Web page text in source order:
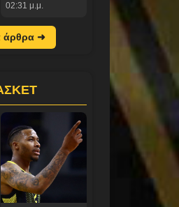
02:31 μ.μ.
άρθρα ➜